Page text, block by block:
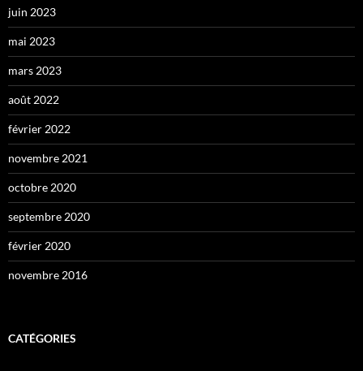
juin 2023
mai 2023
mars 2023
août 2022
février 2022
novembre 2021
octobre 2020
septembre 2020
février 2020
novembre 2016
CATÉGORIES